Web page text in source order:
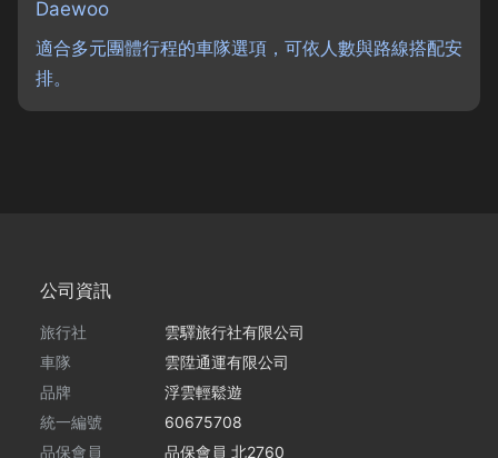
Daewoo
適合多元團體行程的車隊選項，可依人數與路線搭配安
排。
公司資訊
旅行社
雲驛旅行社有限公司
車隊
雲陞通運有限公司
品牌
浮雲輕鬆遊
統一編號
60675708
品保會員
品保會員 北2760